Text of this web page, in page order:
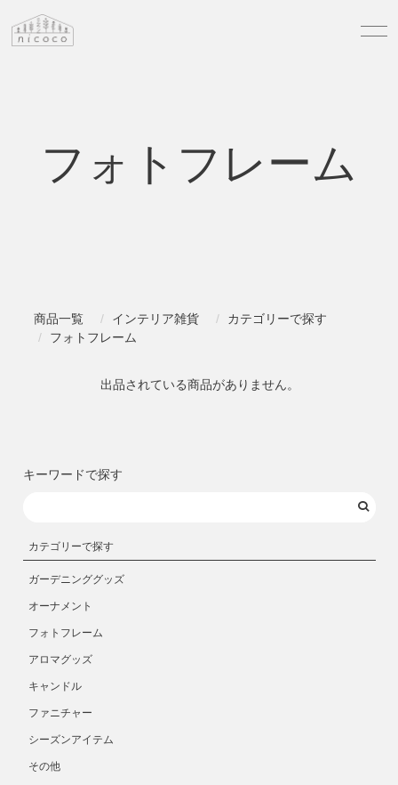
フォトフレーム
商品一覧 インテリア雑貨
カテゴリーで探す
フォトフレーム
出品されている商品がありません。
キーワードで探す
カテゴリーで探す
ガーデニンググッズ
オーナメント
フォトフレーム
アロマグッズ
キャンドル
ファニチャー
シーズンアイテム
その他